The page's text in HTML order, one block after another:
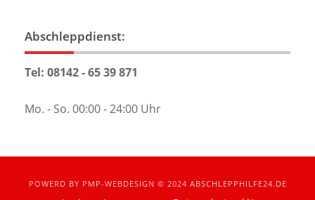
Abschleppdienst:
Tel: 08142 - 65 39 871
Mo. - So. 00:00 - 24:00 Uhr
POWERD BY PMP-WEBDESIGN © 2024 ABSCHLEPPHILFE24.DE